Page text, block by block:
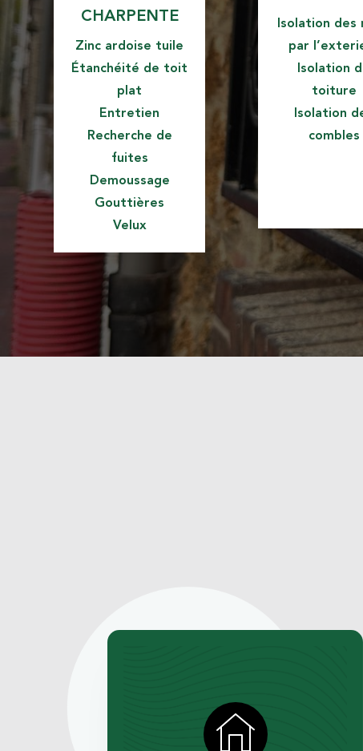
CHARPENTE
Zinc ardoise tuile
Étanchéité de toit
plat
Entretien
Recherche de
fuites
Demoussage
Gouttières
Velux
Isolation des
par
Isolation
toiture
Isolation
combles